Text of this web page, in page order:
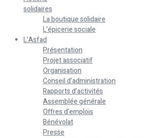
solidaires
La boutique solidaire
L’épicerie sociale
L’Asfad
Présentation
Projet associatif
Organisation
Conseil d’administration
Rapports d’activités
Assemblée générale
Offres d’emplois
Bénévolat
Presse